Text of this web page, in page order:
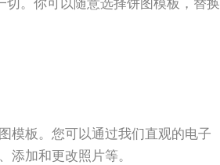
模板。您可以通过我们直观的电子
加和更改照片等。